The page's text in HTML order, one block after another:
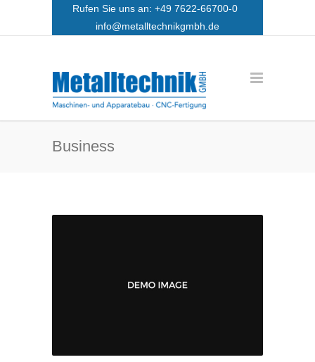
Rufen Sie uns an: +49 7622-66700-0
info@metalltechnikgmbh.de
Business